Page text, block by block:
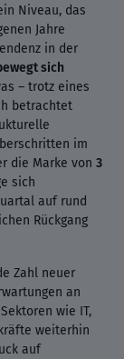
Niveau, das
Jahre
in der
sich
– trotz eines
betrachtet
im
die Marke von 3
sich
auf rund
Rückgang
Zahl neuer
an
wie IT,
weiterhin
auf